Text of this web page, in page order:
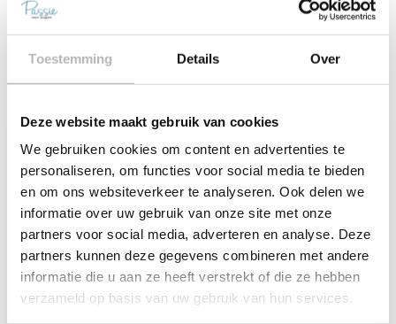
Toestemming Details Over
Deze website maakt gebruik van cookies
We gebruiken cookies om content en advertenties te
personaliseren, om functies voor social media te bieden
en om ons websiteverkeer te analyseren. Ook delen we
informatie over uw gebruik van onze site met onze
partners voor social media, adverteren en analyse. Deze
partners kunnen deze gegevens combineren met andere
informatie die u aan ze heeft verstrekt of die ze hebben
verzameld op basis van uw gebruik van hun services.
Onze slaapadviseurs voorzien je van
Read More »
Contact Ons